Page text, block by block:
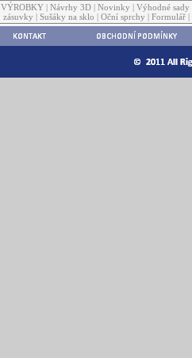
VÝROBKY | Návrhy 3D | Novinky | Výhodné sady
zásuvky | Sušáky na sklo | Oční sprchy | Formulář|